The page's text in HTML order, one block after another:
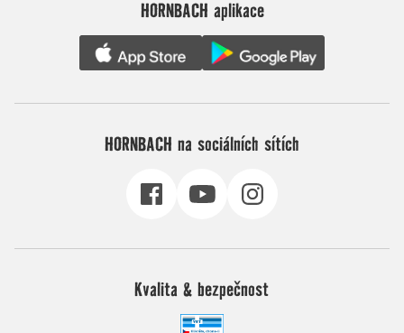
HORNBACH aplikace
HORNBACH na sociálních sítích
Kvalita & bezpečnost